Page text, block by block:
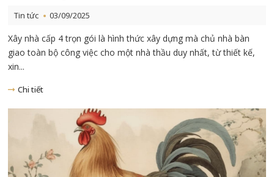
Tin tức 03/09/2025
Xây nhà cấp 4 trọn gói là hình thức xây dựng mà chủ nhà bàn
giao toàn bộ công việc cho một nhà thầu duy nhất, từ thiết kế,
xin...
Chi tiết